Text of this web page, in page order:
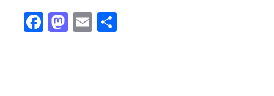
Facebook
Mastodon
Email